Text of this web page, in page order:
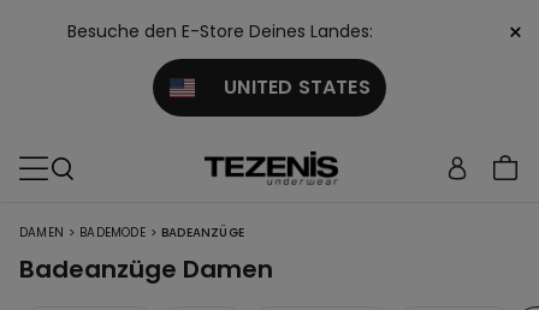
Besuche den E-Store Deines Landes:
UNITED STATES
×
DAMEN > BADEMODE > BADEANZÜGE
Badeanzüge Damen